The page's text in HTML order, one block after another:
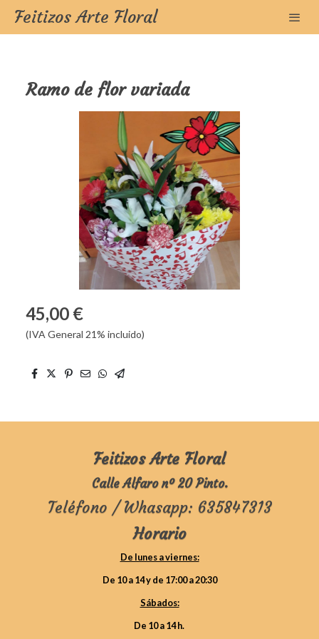
Feitizos Arte Floral
Ramo de flor variada
45,00 €
(IVA General 21% incluido)
Feitizos Arte Floral
Calle Alfaro nº 20 Pinto.
Teléfono / Whasapp: 635847313
Horario
De lunes a viernes:
De 10 a 14 y de 17:00 a 20:30
Sábados:
De 10 a 14 h.